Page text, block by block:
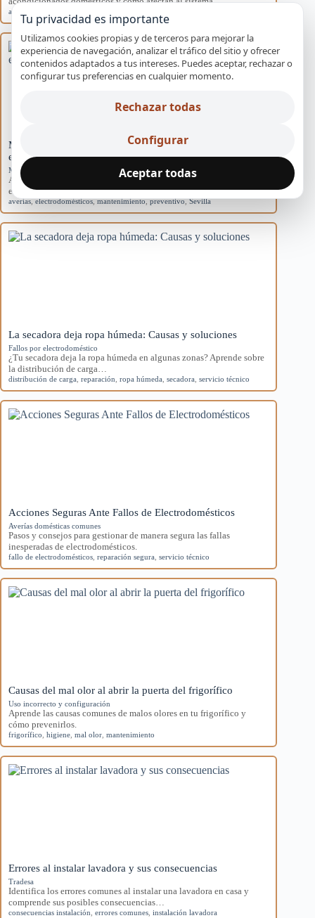
aire acondicionado
Mantenimiento básico para evitar averías en
electrodomésticos
Mantenimiento preventivo
Aprende rutinas de mantenimiento para prevenir averías en tus
electrodomésticos y mejorar su eficiencia en…
averías ,electrodomésticos,mantenimiento,preventivo,Sevilla
La secadora deja ropa húmeda: Causas y soluciones
Fallos por electrodoméstico
¿Tu secadora deja la ropa húmeda en algunas zonas? Aprende sobre
la distribución de carga…
distribución de carga reparación ropa húmeda secadora servicio técnico
Acciones Seguras Ante Fallos de Electrodomésticos
Averías domésticas comunes
Pasos y consejos para gestionar de manera segura las fallas
inesperadas de electrodomésticos.
fallo de electrodomésticos reparación segura servicio técnico
Causas del mal olor al abrir la puerta del frigorífico
Uso incorrecto y configuración
Aprende las causas comunes de malos olores en tu frigorífico y
cómo prevenirlos.
frigorífico higiene mal olor mantenimiento
Errores al instalar lavadora y sus consecuencias
Tradesa
Identifica los errores comunes al instalar una lavadora en casa y
comprende sus posibles consecuencias…
consecuencias instalación errores comunes instalación lavadora
Tu privacidad es importante
Utilizamos cookies propias y de terceros para mejorar la
experiencia de navegación, analizar el tráfico del sitio y ofrecer
contenidos adaptados a tus intereses. Puedes aceptar, rechazar o
configurar tus preferencias en cualquier momento.
Rechazar todas
Configurar
Aceptar todas